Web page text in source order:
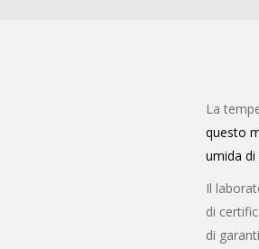
La
questo
umida di
Il
di
di